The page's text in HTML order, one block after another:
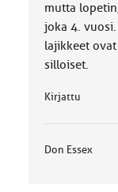
mutta
joka 4.
lajikkeet
silloiset.
Kirjattu
Don Essex